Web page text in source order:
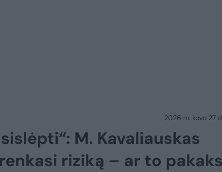
2026 m. kovo 27
M. Kavaliauskas
riziką – ar to